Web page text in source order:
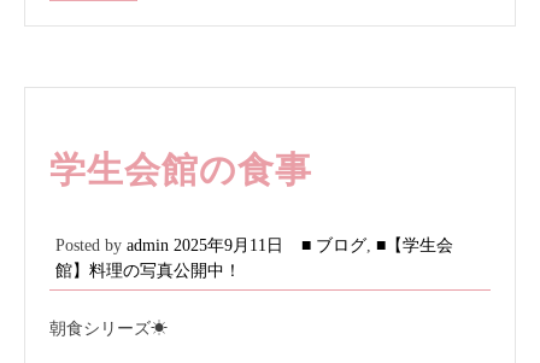
日
は…
学生会館の食事
Posted by admin 2025年9月11日 ■ ブログ ■【学生会
館】料理の写真公開中！
朝食シリーズ☀